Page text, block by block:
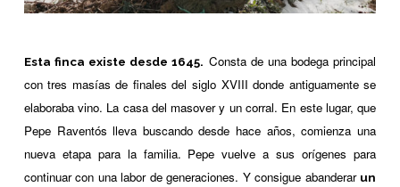
Esta finca existe desde 1645. Consta de una bodega principal
con tres masías de finales del siglo XVIII donde antiguamente se
elaboraba vino. La casa del masover y un corral. En este lugar, que
Pepe Raventós lleva buscando desde hace años, comienza una
nueva etapa para la familia. Pepe vuelve a sus orígenes para
continuar con una labor de generaciones. Y consigue abanderar un